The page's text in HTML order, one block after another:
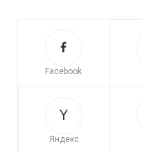
Facebook
Яндекс